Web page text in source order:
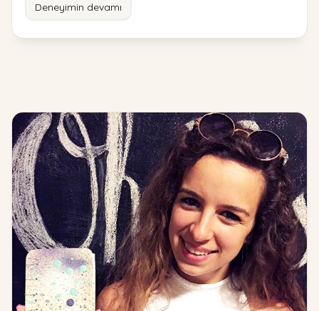
Deneyimin devamı